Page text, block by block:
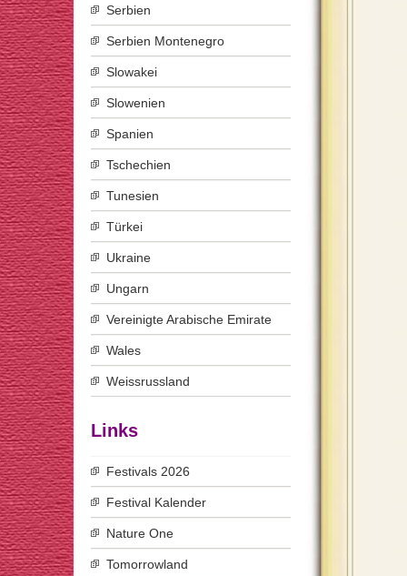
Serbien
Serbien Montenegro
Slowakei
Slowenien
Spanien
Tschechien
Tunesien
Türkei
Ukraine
Ungarn
Vereinigte Arabische Emirate
Wales
Weissrussland
Links
Festivals 2026
Festival Kalender
Nature One
Tomorrowland